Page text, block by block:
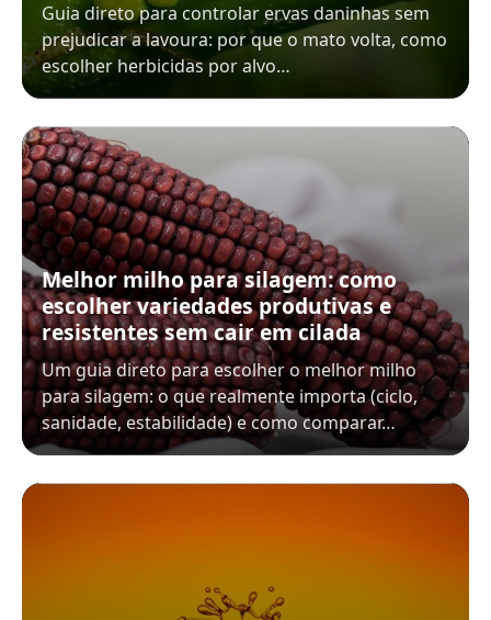
Guia direto para controlar ervas daninhas sem
prejudicar a lavoura: por que o mato volta, como
escolher herbicidas por alvo…
Melhor milho para silagem: como
escolher variedades produtivas e
resistentes sem cair em cilada
Um guia direto para escolher o melhor milho
para silagem: o que realmente importa (ciclo,
sanidade, estabilidade) e como comparar…